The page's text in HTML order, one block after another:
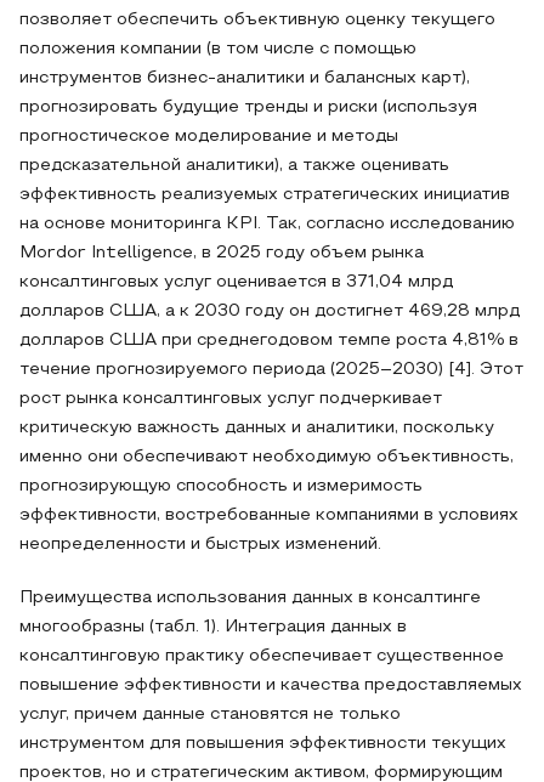
позволяет обеспечить объективную оценку текущего
положения компании (в том числе с помощью
инструментов бизнес-аналитики и балансных карт),
прогнозировать будущие тренды и риски (используя
прогностическое моделирование и методы
предсказательной аналитики), а также оценивать
эффективность реализуемых стратегических инициатив
на основе мониторинга KPI. Так, согласно исследованию
Mordor Intelligence, в 2025 году объем рынка
консалтинговых услуг оценивается в 371,04 млрд
долларов США, а к 2030 году он достигнет 469,28 млрд
долларов США при среднегодовом темпе роста 4,81% в
течение прогнозируемого периода (2025–2030) [4]. Этот
рост рынка консалтинговых услуг подчеркивает
критическую важность данных и аналитики, поскольку
именно они обеспечивают необходимую объективность,
прогнозирующую способность и измеримость
эффективности, востребованные компаниями в условиях
неопределенности и быстрых изменений.
Преимущества использования данных в консалтинге
многообразны (табл. 1). Интеграция данных в
консалтинговую практику обеспечивает существенное
повышение эффективности и качества предоставляемых
услуг, причем данные становятся не только
инструментом для повышения эффективности текущих
проектов, но и стратегическим активом, формирующим